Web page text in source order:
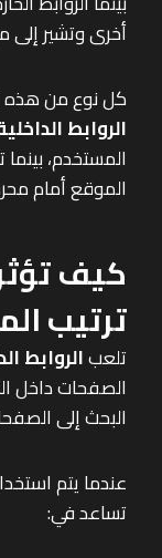
أخرى وتشير
كل نوع من هذه
الروابط
المستخدم،
الموقع أمام
كيف
ترتيب
تلعبالروابط
الصفحات داخل
البحث إلى
عندما يتم
تساعد في: